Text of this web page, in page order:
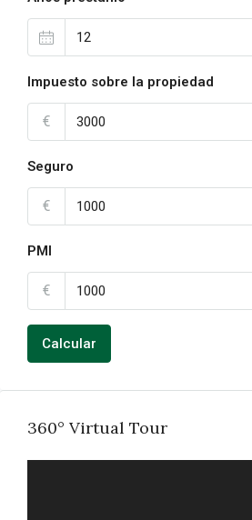
Impuesto sobre la propiedad
€
Seguro
€
PMI
€
Calcular
360° Virtual Tour